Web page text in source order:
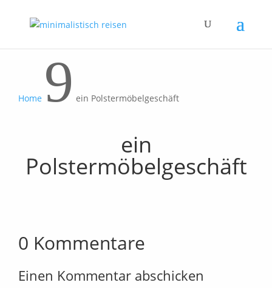
Home 9 ein Polstermöbelgeschäft
ein
Polstermöbelgeschäft
0 Kommentare
Einen Kommentar abschicken